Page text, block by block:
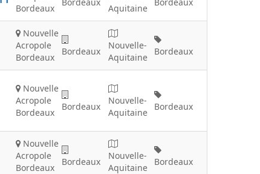
Bordeaux
Aquitaine
Nouvelle
Acropole
Bordeaux
Bordeaux
Nouvelle-
Aquitaine
Bordeaux
Nouvelle
Acropole
Bordeaux
Bordeaux
Nouvelle-
Aquitaine
Bordeaux
Nouvelle
Acropole
Bordeaux
Bordeaux
Nouvelle-
Aquitaine
Bordeaux